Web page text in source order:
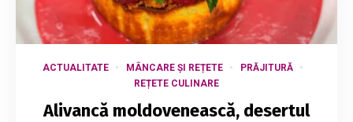
ACTUALITATE MÂNCARE ȘI REȚETE
PRĂJITURĂ
REȚETE CULINARE
Alivancă moldovenească, desertul